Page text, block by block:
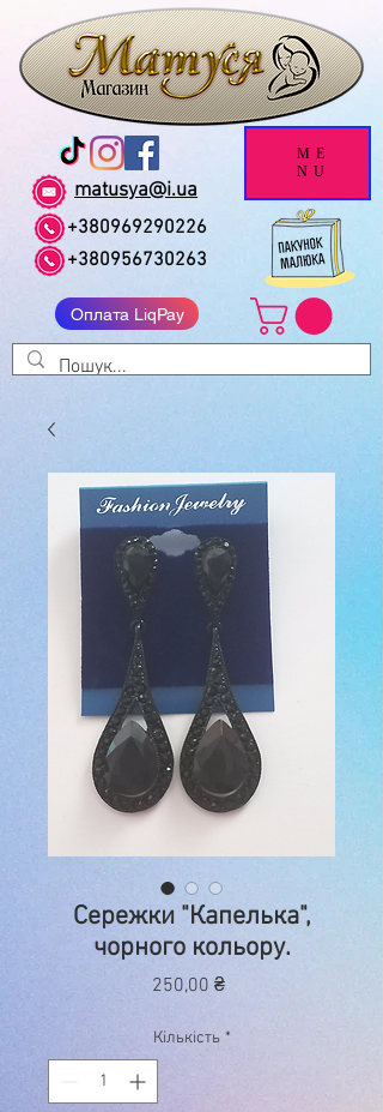
matusya@i.ua
+380969290226
+380956730263
Оплата LiqPay
ME
NU
Сережки "Капелька",
чорного кольору.
250,00 ₴Ціна
Кількість *